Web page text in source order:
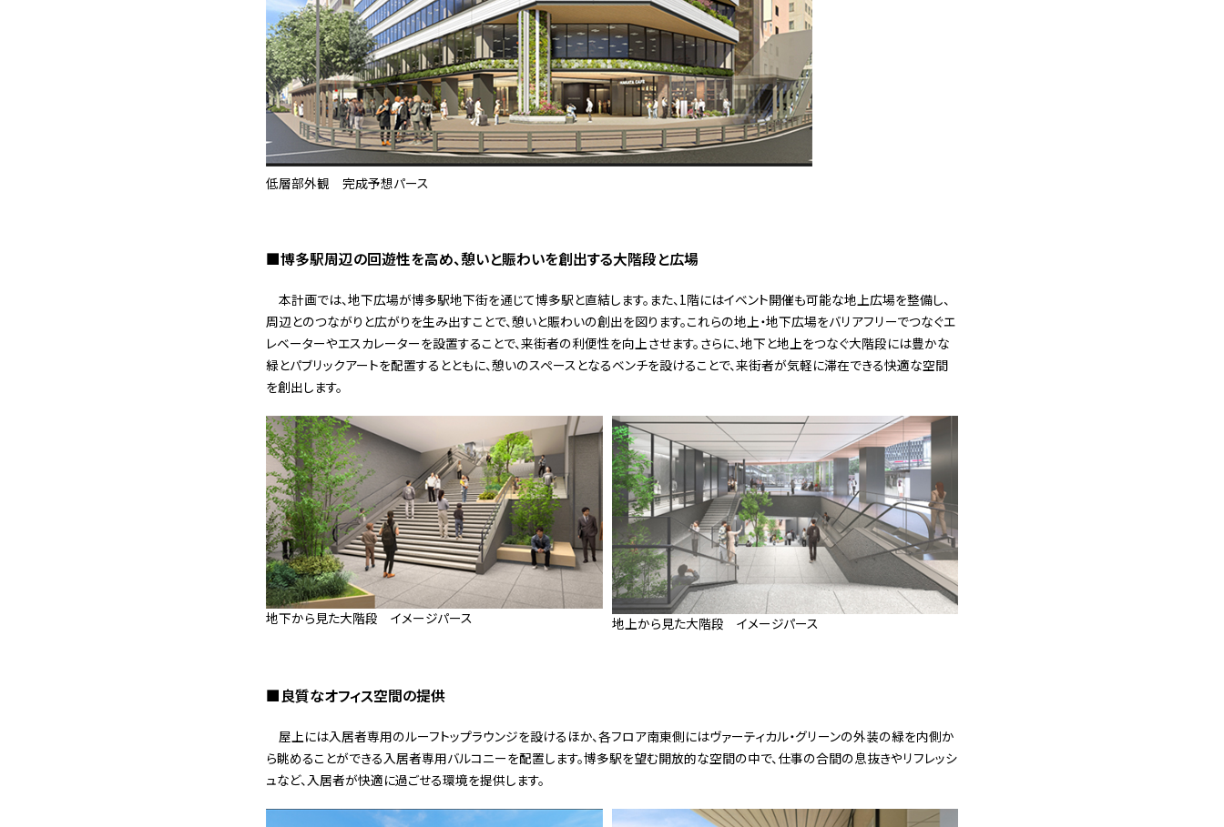
低層部外観 完成予想パース
■博多駅周辺の回遊性を高め、憩いと賑わいを創出する大階段と広場
本計画では、地下広場が博多駅地下街を通じて博多駅と直結します。また、1階にはイベント開催も可能な地上広場を整備し、
周辺とのつながりと広がりを生み出すことで、憩いと賑わいの創出を図ります。これらの地上・地下広場をバリアフリーでつなぐエ
レベーターやエスカレーターを設置することで、来街者の利便性を向上させます。さらに、地下と地上をつなぐ大階段には豊かな
緑とパブリックアートを配置するとともに、憩いのスペースとなるベンチを設けることで、来街者が気軽に滞在できる快適な空間
を創出します。
地下から見た大階段 イメージパース 地上から見た大階段 イメージパース
■良質なオフィス空間の提供
屋上には入居者専用のルーフトップラウンジを設けるほか、各フロア南東側にはヴァーティカル・グリーンの外装の緑を内側か
ら眺めることができる入居者専用バルコニーを配置します。博多駅を望む開放的な空間の中で、仕事の合間の息抜きやリフレッシ
ュなど、入居者が快適に過ごせる環境を提供します。